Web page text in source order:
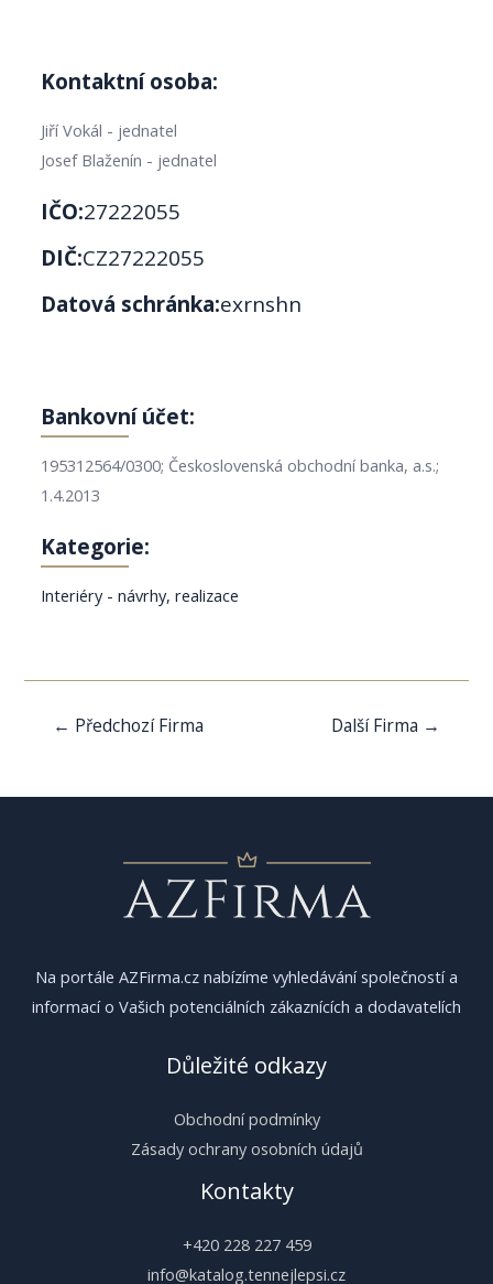
Kontaktní osoba:
Jiří Vokál - jednatel
Josef Blaženín - jednatel
IČO:27222055
DIČ:CZ27222055
Datová schránka:exrnshn
Bankovní účet:
195312564/0300; Československá obchodní banka, a.s.;
1.4.2013
Kategorie:
Interiéry - návrhy, realizace
Navigace
← Předchozí Firma Další Firma →
Na portále AZFirma.cz nabízíme vyhledávání společností a
informací o Vašich potenciálních zákaznících a dodavatelích
Důležité odkazy
Obchodní podmínky
Zásady ochrany osobních údajů
Kontakty
+420 228 227 459
info@katalog.tennejlepsi.cz